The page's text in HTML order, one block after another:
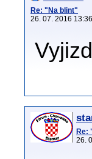
Re: "Na blint"
26. 07. 2016 13:36
Re:
26.